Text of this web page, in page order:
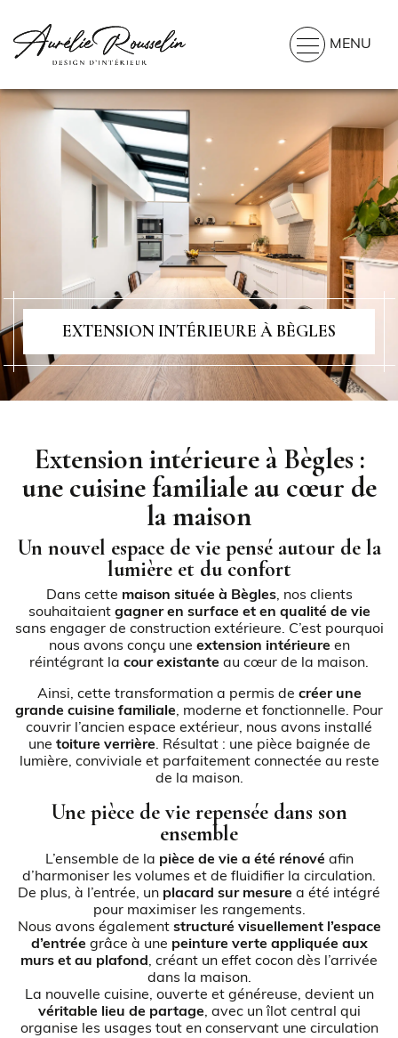
MENU
EXTENSION INTÉRIEURE À BÈGLES
Extension intérieure à Bègles :
une cuisine familiale au cœur de
la maison
Un nouvel espace de vie pensé autour de la
lumière et du confort
Dans cette maison située à Bègles, nos clients
souhaitaient gagner en surface et en qualité de vie
sans engager de construction extérieure. C’est pourquoi
nous avons conçu une extension intérieure en
réintégrant la cour existante au cœur de la maison.
Ainsi, cette transformation a permis de créer une
grande cuisine familiale, moderne et fonctionnelle. Pour
couvrir l’ancien espace extérieur, nous avons installé
une toiture verrière. Résultat : une pièce baignée de
lumière, conviviale et parfaitement connectée au reste
de la maison.
Une pièce de vie repensée dans son
ensemble
L’ensemble de la pièce de vie a été rénové afin
d’harmoniser les volumes et de fluidifier la circulation.
De plus, à l’entrée, un placard sur mesure a été intégré
pour maximiser les rangements.
Nous avons également structuré visuellement l’espace
d’entrée grâce à une peinture verte appliquée aux
murs et au plafond , créant un effet cocon dès l’arrivée
dans la maison.
La nouvelle cuisine, ouverte et généreuse, devient un
véritable lieu de partage, avec un îlot central qui
organise les usages tout en conservant une circulation